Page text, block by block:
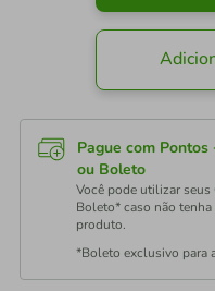
Pague com
ou Boleto
Você pode utilizar seus
Boleto* caso não
produto.
*Boleto exclusivo para